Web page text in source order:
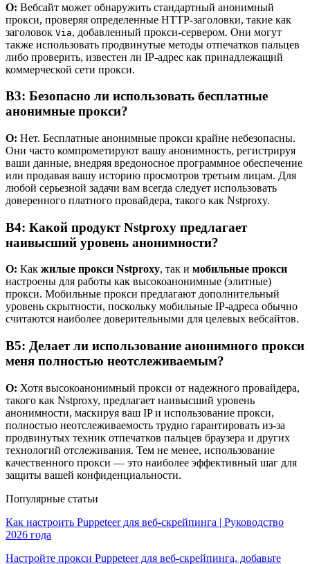
О: Вебсайт может обнаружить стандартный анонимный
прокси, проверяя определенные HTTP-заголовки, такие как
заголовок Via, добавленный прокси-сервером. Они могут
также использовать продвинутые методы отпечатков пальцев
либо проверить, известен ли IP-адрес как принадлежащий
коммерческой сети прокси.
В3: Безопасно ли использовать бесплатные
анонимные прокси?
О: Нет. Бесплатные анонимные прокси крайне небезопасны.
Они часто компрометируют вашу анонимность, регистрируя
ваши данные, внедряя вредоносное программное обеспечение
или продавая вашу историю просмотров третьим лицам. Для
любой серьезной задачи вам всегда следует использовать
доверенного платного провайдера, такого как Nstproxy.
В4: Какой продукт Nstproxy предлагает
наивысший уровень анонимности?
О: Как жилые прокси Nstproxy, так и мобильные прокси
настроены для работы как высокоанонимные (элитные)
прокси. Мобильные прокси предлагают дополнительный
уровень скрытности, поскольку мобильные IP-адреса обычно
считаются наиболее доверительными для целевых вебсайтов.
В5: Делает ли использование анонимного прокси
меня полностью неотслеживаемым?
О: Хотя высокоанонимный прокси от надежного провайдера,
такого как Nstproxy, предлагает наивысший уровень
анонимности, маскируя ваш IP и использование прокси,
полностью неотслеживаемость трудно гарантировать из-за
продвинутых техник отпечатков пальцев браузера и других
технологий отслеживания. Тем не менее, использование
качественного прокси — это наиболее эффективный шаг для
защиты вашей конфиденциальности.
Популярные статьи
Как настроить Puppeteer для веб-скрейпинга | Руководство
2026 года
Настройте прокси Puppeteer для веб-скрейпинга, добавьте